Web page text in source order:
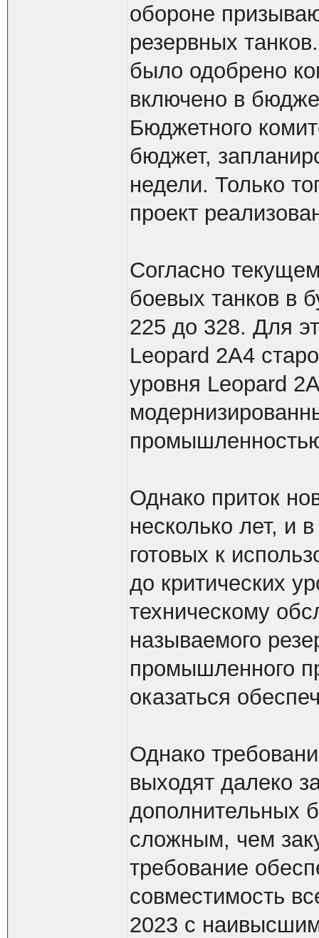
обороне
резервных
было одобрено
включено в
Бюджетного
бюджет,
недели. Только
проект
Согласно
боевых танков в
225 до 328. Для
Leopard 2A4
уровня Leopard
Однако приток
несколько лет, и
готовых к
до критических
техническому
называемого
промышленного
оказаться
Однако
выходят далеко
дополнительных
сложным, чем
требование
совместимость
2023 с